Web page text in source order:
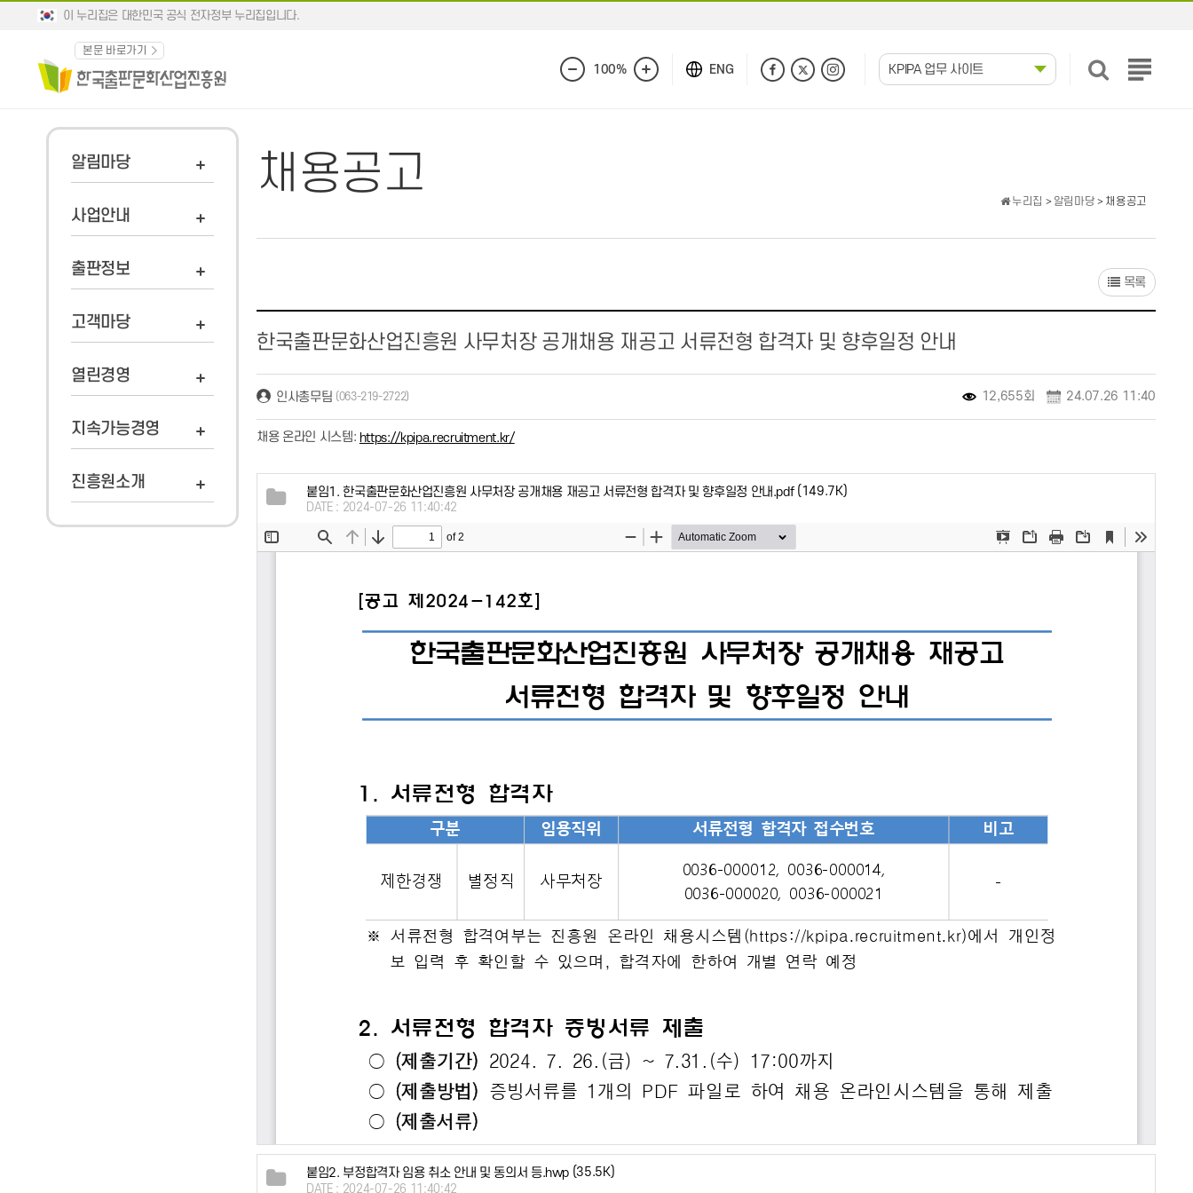
이 누리집은 대한민국 공식 전자정부 누리집입니다.
본문 바로가기
화
100%
화
ENG KPIPA 업무 사이트
전
알림마당
사업안내
출판정보
고객마당
열린경영
지속가능경영
진흥원소개
채용공고
누리집 > 알림마당 > 채용공고
목록
한국출판문화산업진흥원 사무처장 공개채용 재공고 서류전형 합격자 및 향후일정 안내
인사총무팀 (063-219-2722) 12,655회 24.07.26 11:40
채용 온라인 시스템: https://kpipa.recruitment.kr/
붙임1. 한국출판문화산업진흥원 사무처장 공개채용 재공고 서류전형 합격자 및 향후일정 안내.pdf(149.7K)
DATE : 2024-07-26 11:40:42
붙임2. 부정합격자 임용 취소 안내 및 동의서 등.hwp (35.5K)
DATE : 2024-07-26 11:40:42